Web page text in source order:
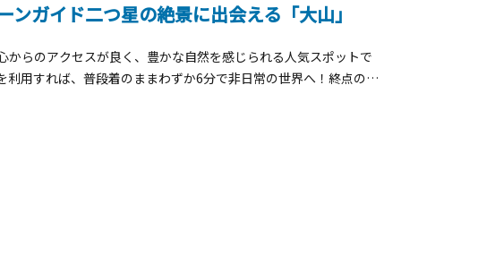
ガイド二つ星の絶景に出会える「大山」
らのアクセスが良く、豊かな自然を感じられる人気スポットで
用すれば、普段着のままわずか6分で非日常の世界へ！終点の